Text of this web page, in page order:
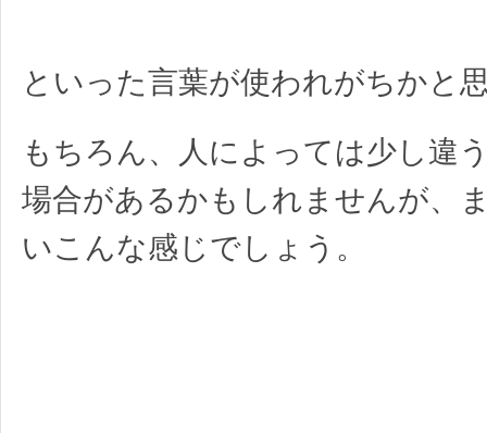
といった言葉が使われがちかと
もちろん、人によっては少し違
場合があるかもしれませんが、
いこんな感じでしょう。